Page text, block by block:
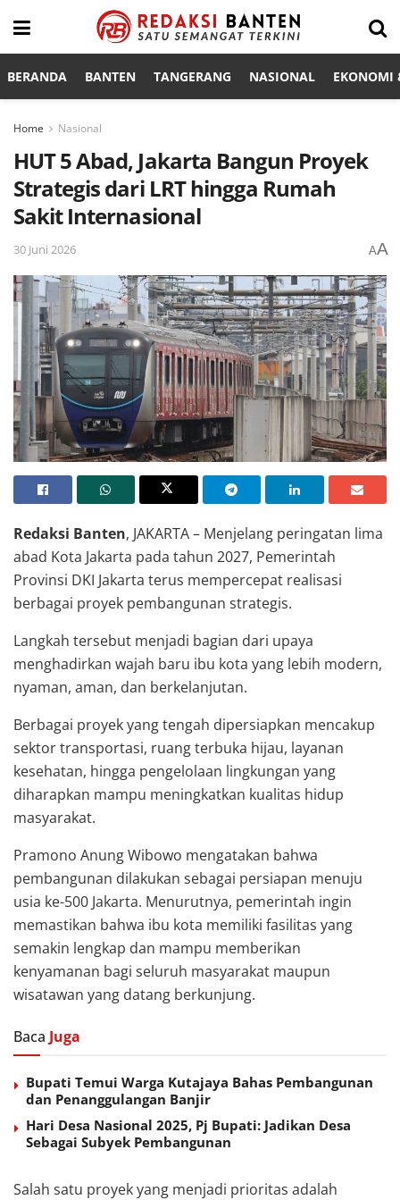
BERANDA BANTEN TANGERANG NASIONAL EKONOMI
Home Nasional
HUT 5 Abad, Jakarta Bangun Proyek
Strategis dari LRT hingga Rumah
Sakit Internasional
30 Juni 2026 AA
Redaksi Banten, JAKARTA – Menjelang peringatan lima
abad Kota Jakarta pada tahun 2027, Pemerintah
Provinsi DKI Jakarta terus mempercepat realisasi
berbagai proyek pembangunan strategis.
Langkah tersebut menjadi bagian dari upaya
menghadirkan wajah baru ibu kota yang lebih modern,
nyaman, aman, dan berkelanjutan.
Berbagai proyek yang tengah dipersiapkan mencakup
sektor transportasi, ruang terbuka hijau, layanan
kesehatan, hingga pengelolaan lingkungan yang
diharapkan mampu meningkatkan kualitas hidup
masyarakat.
Pramono Anung Wibowo mengatakan bahwa
pembangunan dilakukan sebagai persiapan menuju
usia ke-500 Jakarta. Menurutnya, pemerintah ingin
memastikan bahwa ibu kota memiliki fasilitas yang
semakin lengkap dan mampu memberikan
kenyamanan bagi seluruh masyarakat maupun
wisatawan yang datang berkunjung.
Baca Juga
Bupati Temui Warga Kutajaya Bahas Pembangunan
dan Penanggulangan Banjir
Hari Desa Nasional 2025, Pj Bupati: Jadikan Desa
Sebagai Subyek Pembangunan
Salah satu proyek yang menjadi prioritas adalah